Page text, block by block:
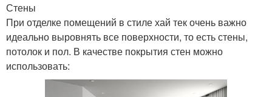
Стены
При отделке помещений в стиле хай тек очень важно
идеально выровнять все поверхности, то есть стены,
потолок и пол. В качестве покрытия стен можно
использовать: